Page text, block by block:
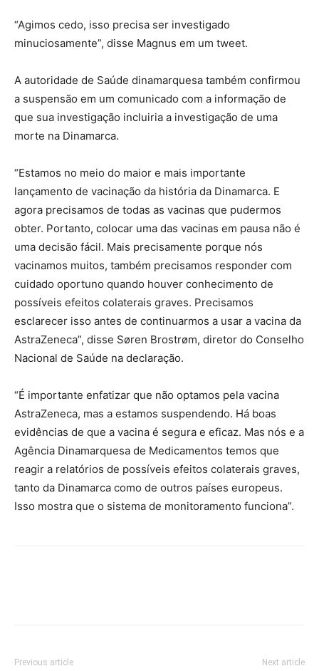
“Agimos cedo, isso precisa ser investigado
minuciosamente”, disse Magnus em um tweet.
A autoridade de Saúde dinamarquesa também confirmou
a suspensão em um comunicado com a informação de
que sua investigação incluiria a investigação de uma
morte na Dinamarca.
“Estamos no meio do maior e mais importante
lançamento de vacinação da história da Dinamarca. E
agora precisamos de todas as vacinas que pudermos
obter. Portanto, colocar uma das vacinas em pausa não é
uma decisão fácil. Mais precisamente porque nós
vacinamos muitos, também precisamos responder com
cuidado oportuno quando houver conhecimento de
possíveis efeitos colaterais graves. Precisamos
esclarecer isso antes de continuarmos a usar a vacina da
AstraZeneca”, disse Søren Brostrøm, diretor do Conselho
Nacional de Saúde na declaração.
“É importante enfatizar que não optamos pela vacina
AstraZeneca, mas a estamos suspendendo. Há boas
evidências de que a vacina é segura e eficaz. Mas nós e a
Agência Dinamarquesa de Medicamentos temos que
reagir a relatórios de possíveis efeitos colaterais graves,
tanto da Dinamarca como de outros países europeus.
Isso mostra que o sistema de monitoramento funciona”.
Previous article Next article